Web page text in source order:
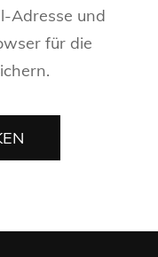
Adresse und
für die